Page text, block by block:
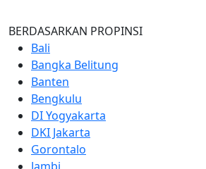
BERDASARKAN PROPINSI
Bali
Bangka Belitung
Banten
Bengkulu
DI Yogyakarta
DKI Jakarta
Gorontalo